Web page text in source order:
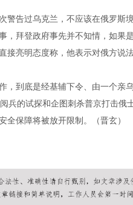
警告过乌克兰，不应该在俄罗斯
，拜登政府事先并不知情，如果
接亮明态度称，他表示对俄方说
，到底是经基辅下令、由一个亲
兵的试探和企图刺杀普京打击
全保障将被放开限制。（晋玄）